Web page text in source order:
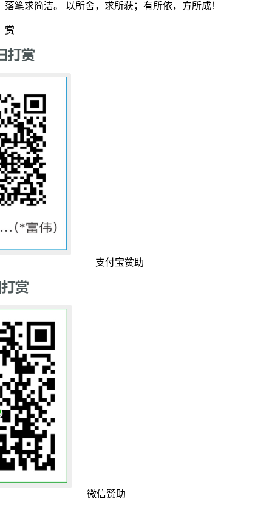
落笔求简洁。 以所舍，求所获；有所依，方所成！
赏
支付宝赞助
微信赞助